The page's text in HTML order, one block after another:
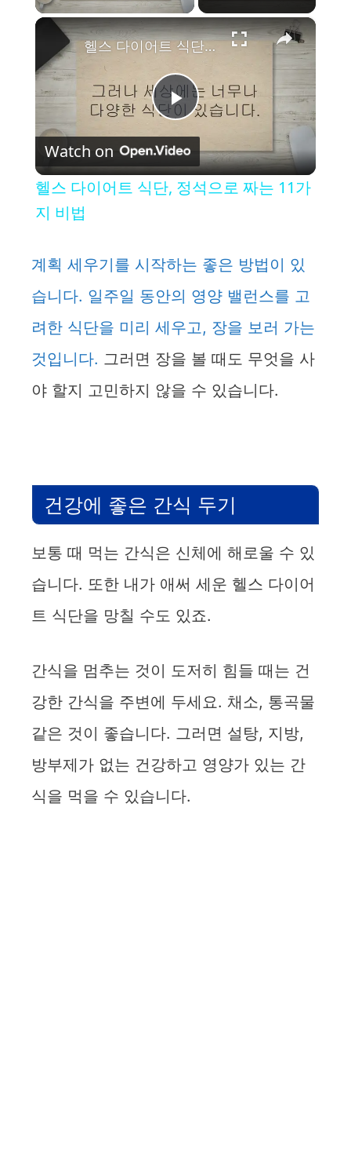
×
P
l
y
V
i
d
o
헬스 다이어트 식단, 정석으로 짜는 11가지 비법
Watch on
헬스 다이어트 식단, 정석으로 짜는 11가
지 비법
계획 세우기를 시작하는 좋은 방법이 있
습니다. 일주일 동안의 영양 밸런스를 고
려한 식단을 미리 세우고, 장을 보러 가는
것입니다. 그러면 장을 볼 때도 무엇을 사
야 할지 고민하지 않을 수 있습니다.
건강에 좋은 간식 두기
보통 때 먹는 간식은 신체에 해로울 수 있
습니다. 또한 내가 애써 세운 헬스 다이어
트 식단을 망칠 수도 있죠.
간식을 멈추는 것이 도저히 힘들 때는 건
강한 간식을 주변에 두세요. 채소, 통곡물
같은 것이 좋습니다. 그러면 설탕, 지방,
방부제가 없는 건강하고 영양가 있는 간
식을 먹을 수 있습니다.